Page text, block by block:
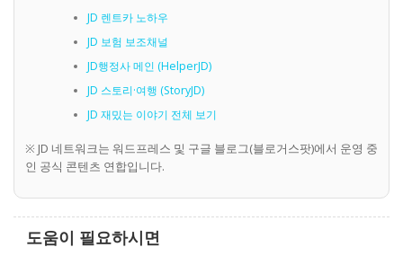
JD 렌트카 노하우
JD 보험 보조채널
JD행정사 메인 (HelperJD)
JD 스토리·여행 (StoryJD)
JD 재밌는 이야기 전체 보기
※ JD 네트워크는 워드프레스 및 구글 블로그(블로거스팟)에서 운영 중
인 공식 콘텐츠 연합입니다.
도움이 필요하시면